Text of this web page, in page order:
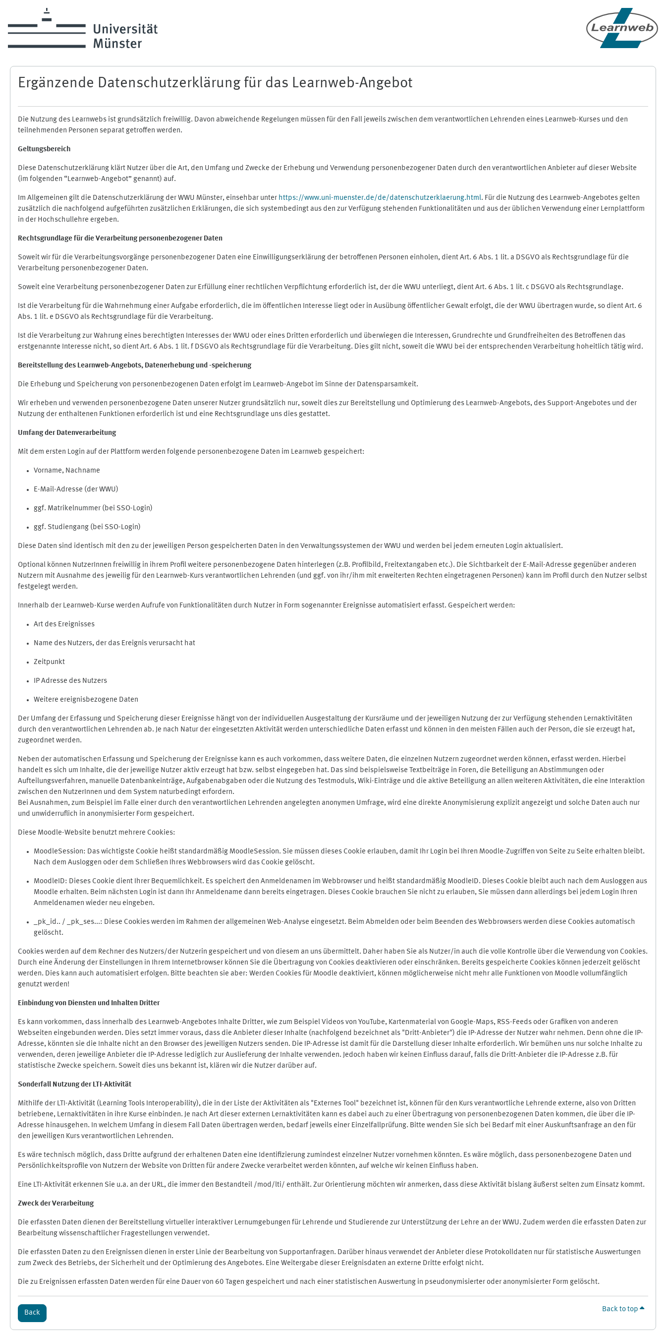
Ergänzende Datenschutzerklärung für das Learnweb-Angebot
Die Nutzung des Learnwebs ist grundsätzlich freiwillig. Davon abweichende Regelungen müssen für den Fall jeweils zwischen dem verantwortlichen Lehrenden eines Learnweb-Kurses und den
teilnehmenden Personen separat getroffen werden.
Geltungsbereich
Diese Datenschutzerklärung klärt Nutzer über die Art, den Umfang und Zwecke der Erhebung und Verwendung personenbezogener Daten durch den verantwortlichen Anbieter auf dieser Website
(im folgenden “Learnweb-Angebot” genannt) auf.
Im Allgemeinen gilt die Datenschutzerklärung der WWU Münster, einsehbar unter https://www.uni-muenster.de/de/datenschutzerklaerung.html. Für die Nutzung des Learnweb-Angebotes gelten
zusätzlich die nachfolgend aufgeführten zusätzlichen Erklärungen, die sich systembedingt aus den zur Verfügung stehenden Funktionalitäten und aus der üblichen Verwendung einer Lernplattform
in der Hochschullehre ergeben.
Rechtsgrundlage für die Verarbeitung personenbezogener Daten
Soweit wir für die Verarbeitungsvorgänge personenbezogener Daten eine Einwilligungserklärung der betroffenen Personen einholen, dient Art. 6 Abs. 1 lit. a DSGVO als Rechtsgrundlage für die
Verarbeitung personenbezogener Daten.
Soweit eine Verarbeitung personenbezogener Daten zur Erfüllung einer rechtlichen Verpflichtung erforderlich ist, der die WWU unterliegt, dient Art. 6 Abs. 1 lit. c DSGVO als Rechtsgrundlage.
Ist die Verarbeitung für die Wahrnehmung einer Aufgabe erforderlich, die im öffentlichen Interesse liegt oder in Ausübung öffentlicher Gewalt erfolgt, die der WWU übertragen wurde, so dient Art. 6
Abs. 1 lit. e DSGVO als Rechtsgrundlage für die Verarbeitung.
Ist die Verarbeitung zur Wahrung eines berechtigten Interesses der WWU oder eines Dritten erforderlich und überwiegen die Interessen, Grundrechte und Grundfreiheiten des Betroffenen das
erstgenannte Interesse nicht, so dient Art. 6 Abs. 1 lit. f DSGVO als Rechtsgrundlage für die Verarbeitung. Dies gilt nicht, soweit die WWU bei der entsprechenden Verarbeitung hoheitlich tätig wird.
Bereitstellung des Learnweb-Angebots, Datenerhebung und -speicherung
Die Erhebung und Speicherung von personenbezogenen Daten erfolgt im Learnweb-Angebot im Sinne der Datensparsamkeit.
Wir erheben und verwenden personenbezogene Daten unserer Nutzer grundsätzlich nur, soweit dies zur Bereitstellung und Optimierung des Learnweb-Angebots, des Support-Angebotes und der
Nutzung der enthaltenen Funktionen erforderlich ist und eine Rechtsgrundlage uns dies gestattet.
Umfang der Datenverarbeitung
Mit dem ersten Login auf der Plattform werden folgende personenbezogene Daten im Learnweb gespeichert:
Vorname, Nachname
E-Mail-Adresse (der WWU)
ggf. Matrikelnummer (bei SSO-Login)
ggf. Studiengang (bei SSO-Login)
Diese Daten sind identisch mit den zu der jeweiligen Person gespeicherten Daten in den Verwaltungssystemen der WWU und werden bei jedem erneuten Login aktualisiert.
Optional können NutzerInnen freiwillig in ihrem Profil weitere personenbezogene Daten hinterlegen (z.B. Profilbild, Freitextangaben etc.). Die Sichtbarkeit der E-Mail-Adresse gegenüber anderen
Nutzern mit Ausnahme des jeweilig für den Learnweb-Kurs verantwortlichen Lehrenden (und ggf. von ihr/ihm mit erweiterten Rechten eingetragenen Personen) kann im Profil durch den Nutzer selbst
festgelegt werden.
Innerhalb der Learnweb-Kurse werden Aufrufe von Funktionalitäten durch Nutzer in Form sogenannter Ereignisse automatisiert erfasst. Gespeichert werden:
Art des Ereignisses
Name des Nutzers, der das Ereignis verursacht hat
Zeitpunkt
IP Adresse des Nutzers
Weitere ereignisbezogene Daten
Der Umfang der Erfassung und Speicherung dieser Ereignisse hängt von der individuellen Ausgestaltung der Kursräume und der jeweiligen Nutzung der zur Verfügung stehenden Lernaktivitäten
durch den verantwortlichen Lehrenden ab. Je nach Natur der eingesetzten Aktivität werden unterschiedliche Daten erfasst und können in den meisten Fällen auch der Person, die sie erzeugt hat,
zugeordnet werden.
Neben der automatischen Erfassung und Speicherung der Ereignisse kann es auch vorkommen, dass weitere Daten, die einzelnen Nutzern zugeordnet werden können, erfasst werden. Hierbei
handelt es sich um Inhalte, die der jeweilige Nutzer aktiv erzeugt hat bzw. selbst eingegeben hat. Das sind beispielsweise Textbeiträge in Foren, die Beteiligung an Abstimmungen oder
Aufteilungsverfahren, manuelle Datenbankeinträge, Aufgabenabgaben oder die Nutzung des Testmoduls, Wiki-Einträge und die aktive Beteiligung an allen weiteren Aktivitäten, die eine Interaktion
zwischen den NutzerInnen und dem System naturbedingt erfordern.
Bei Ausnahmen, zum Beispiel im Falle einer durch den verantwortlichen Lehrenden angelegten anonymen Umfrage, wird eine direkte Anonymisierung explizit angezeigt und solche Daten auch nur
und unwiderruflich in anonymisierter Form gespeichert.
Diese Moodle-Website benutzt mehrere Cookies:
MoodleSession: Das wichtigste Cookie heißt standardmäßig MoodleSession. Sie müssen dieses Cookie erlauben, damit Ihr Login bei Ihren Moodle-Zugriffen von Seite zu Seite erhalten bleibt.
Nach dem Ausloggen oder dem Schließen Ihres Webbrowsers wird das Cookie gelöscht.
MoodleID: Dieses Cookie dient Ihrer Bequemlichkeit. Es speichert den Anmeldenamen im Webbrowser und heißt standardmäßig MoodleID. Dieses Cookie bleibt auch nach dem Ausloggen aus
Moodle erhalten. Beim nächsten Login ist dann Ihr Anmeldename dann bereits eingetragen. Dieses Cookie brauchen Sie nicht zu erlauben, Sie müssen dann allerdings bei jedem Login Ihren
Anmeldenamen wieder neu eingeben.
_pk_id.. / _pk_ses...: Diese Cookies werden im Rahmen der allgemeinen Web-Analyse eingesetzt. Beim Abmelden oder beim Beenden des Webbrowsers werden diese Cookies automatisch
gelöscht.
Cookies werden auf dem Rechner des Nutzers/der Nutzerin gespeichert und von diesem an uns übermittelt. Daher haben Sie als Nutzer/in auch die volle Kontrolle über die Verwendung von Cookies.
Durch eine Änderung der Einstellungen in Ihrem Internetbrowser können Sie die Übertragung von Cookies deaktivieren oder einschränken. Bereits gespeicherte Cookies können jederzeit gelöscht
werden. Dies kann auch automatisiert erfolgen. Bitte beachten sie aber: Werden Cookies für Moodle deaktiviert, können möglicherweise nicht mehr alle Funktionen von Moodle vollumfänglich
genutzt werden!
Einbindung von Diensten und Inhalten Dritter
Es kann vorkommen, dass innerhalb des Learnweb-Angebotes Inhalte Dritter, wie zum Beispiel Videos von YouTube, Kartenmaterial von Google-Maps, RSS-Feeds oder Grafiken von anderen
Webseiten eingebunden werden. Dies setzt immer voraus, dass die Anbieter dieser Inhalte (nachfolgend bezeichnet als "Dritt-Anbieter") die IP-Adresse der Nutzer wahr nehmen. Denn ohne die IP-
Adresse, könnten sie die Inhalte nicht an den Browser des jeweiligen Nutzers senden. Die IP-Adresse ist damit für die Darstellung dieser Inhalte erforderlich. Wir bemühen uns nur solche Inhalte zu
verwenden, deren jeweilige Anbieter die IP-Adresse lediglich zur Auslieferung der Inhalte verwenden. Jedoch haben wir keinen Einfluss darauf, falls die Dritt-Anbieter die IP-Adresse z.B. für
statistische Zwecke speichern. Soweit dies uns bekannt ist, klären wir die Nutzer darüber auf.
Sonderfall Nutzung der LTI-Aktivität
Mithilfe der LTI-Aktivität (Learning Tools Interoperability), die in der Liste der Aktivitäten als "Externes Tool" bezeichnet ist, können für den Kurs verantwortliche Lehrende externe, also von Dritten
betriebene, Lernaktivitäten in ihre Kurse einbinden. Je nach Art dieser externen Lernaktivitäten kann es dabei auch zu einer Übertragung von personenbezogenen Daten kommen, die über die IP-
Adresse hinausgehen. In welchem Umfang in diesem Fall Daten übertragen werden, bedarf jeweils einer Einzelfallprüfung. Bitte wenden Sie sich bei Bedarf mit einer Auskunftsanfrage an den für
den jeweiligen Kurs verantwortlichen Lehrenden.
Es wäre technisch möglich, dass Dritte aufgrund der erhaltenen Daten eine Identifizierung zumindest einzelner Nutzer vornehmen könnten. Es wäre möglich, dass personenbezogene Daten und
Persönlichkeitsprofile von Nutzern der Website von Dritten für andere Zwecke verarbeitet werden könnten, auf welche wir keinen Einfluss haben.
Eine LTI-Aktivität erkennen Sie u.a. an der URL, die immer den Bestandteil /mod/lti/ enthält. Zur Orientierung möchten wir anmerken, dass diese Aktivität bislang äußerst selten zum Einsatz kommt.
Zweck der Verarbeitung
Die erfassten Daten dienen der Bereitstellung virtueller interaktiver Lernumgebungen für Lehrende und Studierende zur Unterstützung der Lehre an der WWU. Zudem werden die erfassten Daten zur
Bearbeitung wissenschaftlicher Fragestellungen verwendet.
Die erfassten Daten zu den Ereignissen dienen in erster Linie der Bearbeitung von Supportanfragen. Darüber hinaus verwendet der Anbieter diese Protokolldaten nur für statistische Auswertungen
zum Zweck des Betriebs, der Sicherheit und der Optimierung des Angebotes. Eine Weitergabe dieser Ereignisdaten an externe Dritte erfolgt nicht.
Die zu Ereignissen erfassten Daten werden für eine Dauer von 60 Tagen gespeichert und nach einer statistischen Auswertung in pseudonymisierter oder anonymisierter Form gelöscht.
Back Back to top